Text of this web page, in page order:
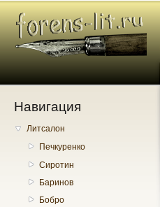
Навигация
Литсалон
Печкуренко
Сиротин
Баринов
Бобро